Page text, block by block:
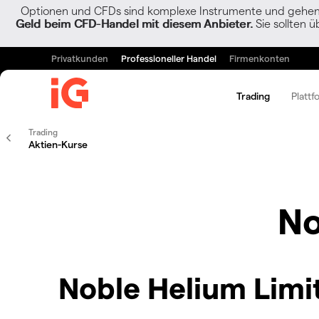
Optionen und CFDs sind komplexe Instrumente und
Geld beim CFD-Handel mit diesem Anbieter. Sie sollten
Privatkunden Professioneller Handel Firmenkonten
Trading
Trading
Aktien-Kurse
Noble Helium